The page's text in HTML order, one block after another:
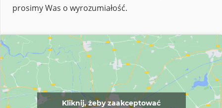
prosimy Was o wyrozumiałość.
Kliknij, żeby zaakceptować